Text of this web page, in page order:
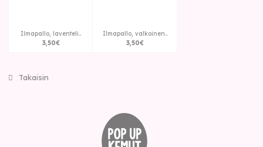
Ilmapallo, laventeli..
3,50€
Ilmapallo, valkoinen..
3,50€
Takaisin